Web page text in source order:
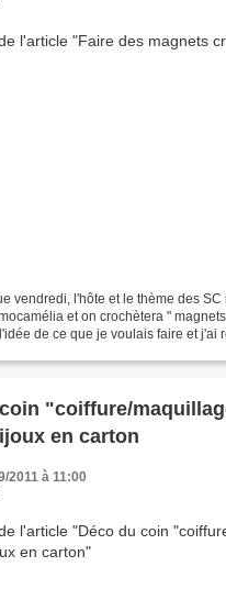
vendredi, l'hôte et le thème des SC
et on crochètera "
de ce que je voulais faire et j'ai
"coiffure/
en carton
2011 à 11:00